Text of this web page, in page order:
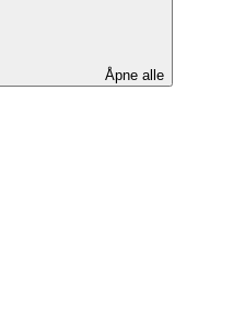
Åpne alle